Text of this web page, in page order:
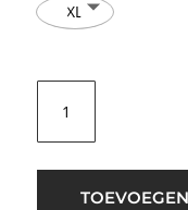
XL
PZLuca
Boxy
Blouse